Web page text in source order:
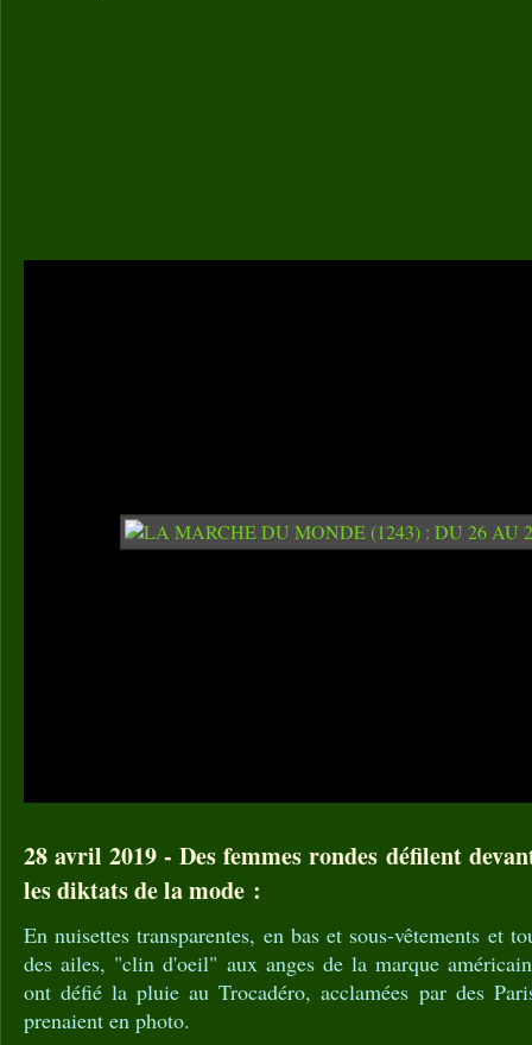
28 avril 2019 - Des femmes rondes défilent
les diktats de la mode :
En nuisettes transparentes, en bas et sous-vêtements et
des ailes, "clin d'oeil" aux anges de la marque
ont défié la pluie au Trocadéro, acclamées par des
prenaient en photo.